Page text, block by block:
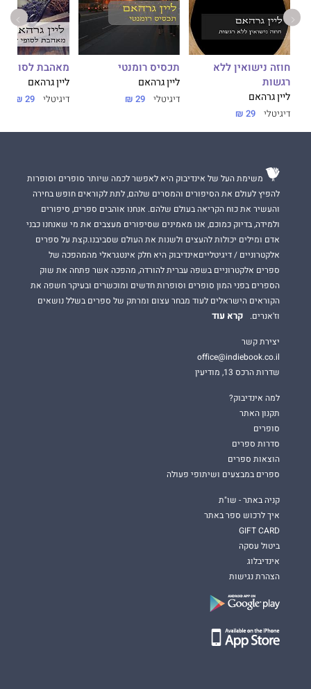
חוזה נישואין ללא
רגשות
ליין גרהאם
דיגיטלי 29 ₪
תכסיס רומנטי
ליין גרהאם
דיגיטלי 29 ₪
מאהבת לסופי
ליין גרהאם
דיגיטלי 29 ₪
משימת העל של אינדיבוק היא לאפשר לכמה שיותר סופרים וסופרות
להפיץ לעולם את הסיפורים והמסרים שלהם, לתת לקוראים חופש בחירה
והעשיר את כוח הקריאה בעולם שלהם. אנחנו אוהבים ספרים, סיפורים
ולמידה, בדיוק כמוכם, אנו מאמינים שסיפורים מעצבים את מי שאנחנו כבני
אדם ומילים יכולות להעצים ולשנות את העולם שסביבנו.קצת על ספרים
אלקטרוניים / דיגיטלייםאינדיבוק היא חלק אינטגראלי מהמהפכה של
ספרים אלקטרוניים בשפה עברית להורדה, מהפכה אשר פתחה את שוק
הספרים בפני המון סופרים וסופרות חדשים ומוכשרים ובעיקר חשפה את
הקוראים הישראלים לעוד מבחר עצום ומרתק של ספרים בשלל נושאים
וז'אנרים.
קרא עוד
יצירת קשר
office@indiebook.co.il
שדרות הרכס 13, מודיעין
למה אינדיבוק?
תקנון האתר
סופרים
סדרות ספרים
הוצאות ספרים
ספרים במבצעים ושיתופי פעולה
קניה באתר - שו"ת
איך לרכוש ספר באתר
GIFT CARD
ביטול עסקה
אינדיבלוג
הצהרת נגישות